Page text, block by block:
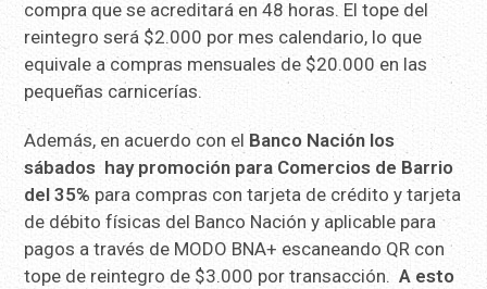
compra que se acreditará en 48 horas. El tope del
reintegro será $2.000 por mes calendario, lo que
equivale a compras mensuales de $20.000 en las
pequeñas carnicerías.
Además, en acuerdo con el Banco Nación los
sábados hay promoción para Comercios de Barrio
del 35% para compras con tarjeta de crédito y tarjeta
de débito físicas del Banco Nación y aplicable para
pagos a través de MODO BNA+ escaneando QR con
tope de reintegro de $3.000 por transacción.A esto